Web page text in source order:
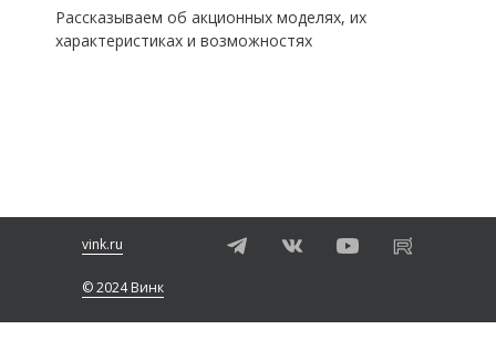
Рассказываем об акционных моделях, их
характеристиках и возможностях
vink.ru
© 2024 Винк